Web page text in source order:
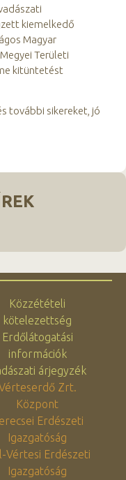
kiemelkedő
Magyar
Területi
kitüntetést
további sikereket, jó
Közzétételi
kötelezettség
Erdőlátogatási
információk
árjegyzék
Zrt.
Központ
Erdészeti
Igazgatóság
Vértesi Erdészeti
Igazgatóság